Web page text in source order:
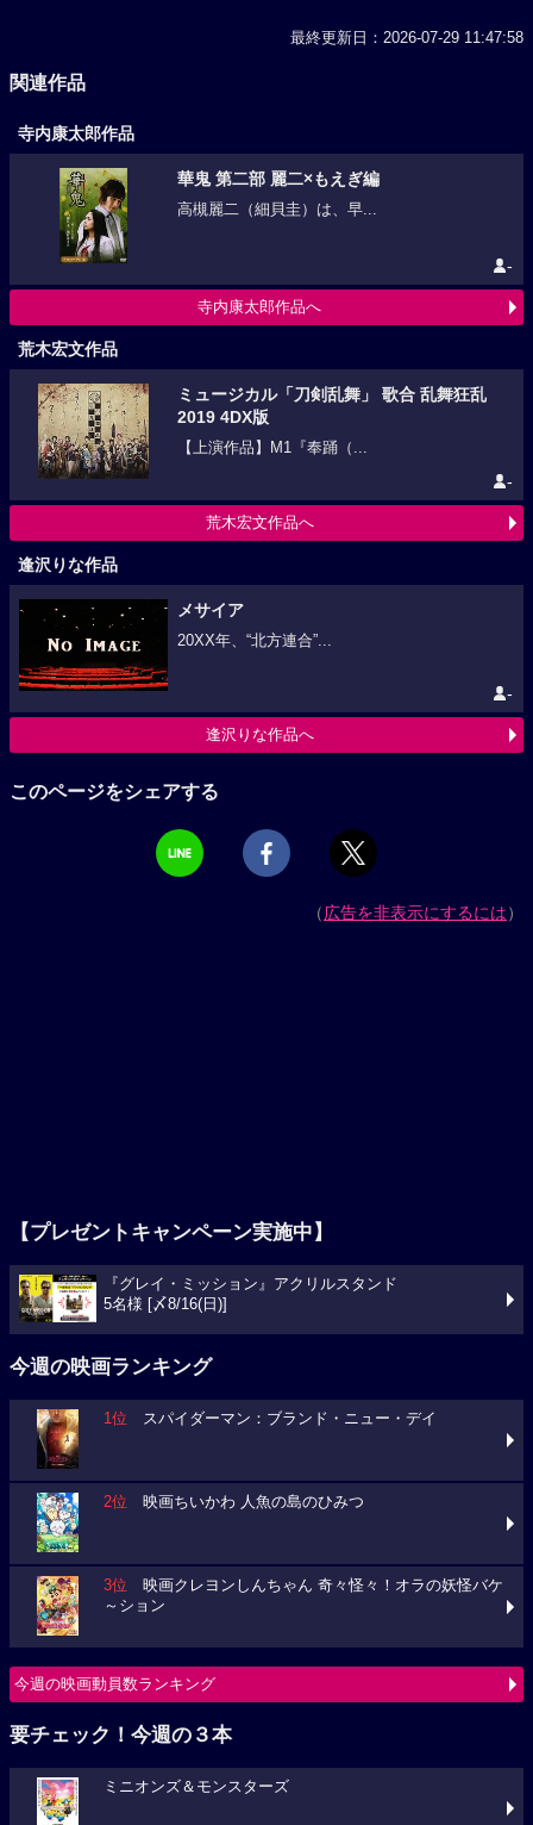
最終更新日：2026-07-29 11:47:58
関連作品
寺内康太郎作品
華鬼 第二部 麗二×もえぎ編
高槻麗二（細貝圭）は、早...
-
寺内康太郎作品へ
荒木宏文作品
ミュージカル「刀剣乱舞」 歌合 乱舞狂乱
2019 4DX版
【上演作品】M1『奉踊（...
-
荒木宏文作品へ
逢沢りな作品
メサイア
20XX年、“北方連合”...
-
逢沢りな作品へ
このページをシェアする
（広告を非表示にするには）
【プレゼントキャンペーン実施中】
『グレイ・ミッション』アクリルスタンド
5名様 [〆8/16(日)]
今週の映画ランキング
1位 スパイダーマン：ブランド・ニュー・デイ
2位 映画ちいかわ 人魚の島のひみつ
3位 映画クレヨンしんちゃん 奇々怪々！オラの妖怪バケ
～ション
今週の映画動員数ランキング
要チェック！今週の３本
ミニオンズ＆モンスターズ